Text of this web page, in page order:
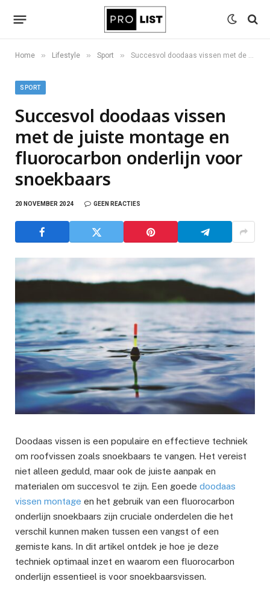
Home » Lifestyle » Sport » Succesvol doodaas vissen met de juiste montage en fluorocarbon onderlijn voor snoekbaars
SPORT
Succesvol doodaas vissen
met de juiste montage en
fluorocarbon onderlijn voor
snoekbaars
20 NOVEMBER 2024 GEEN REACTIES
Doodaas vissen is een populaire en effectieve techniek
om roofvissen zoals snoekbaars te vangen. Het vereist
niet alleen geduld, maar ook de juiste aanpak en
materialen om succesvol te zijn. Een goede doodaas
vissen montage en het gebruik van een fluorocarbon
onderlijn snoekbaars zijn cruciale onderdelen die het
verschil kunnen maken tussen een vangst of een
gemiste kans. In dit artikel ontdek je hoe je deze
techniek optimaal inzet en waarom een fluorocarbon
onderlijn essentieel is voor snoekbaarsvissen.